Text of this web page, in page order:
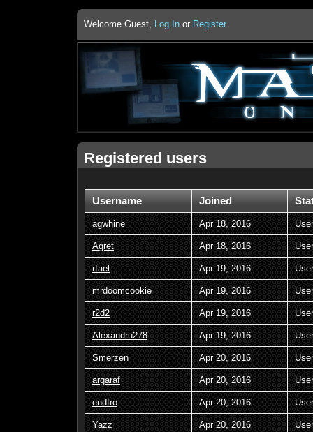
Welcome Guest, Log In or Register
Registered users
Username Joined
agwhine Apr 18, 2016 User
Agret Apr 18, 2016 User
rfael Apr 19, 2016 User
mrdoomcookie Apr 19, 2016 User
r2d2 Apr 19, 2016 User
Alexandru278 Apr 19, 2016 User
Smerzen Apr 20, 2016 User
argaraf Apr 20, 2016 User
endfro Apr 20, 2016 User
Yazz Apr 20, 2016 User